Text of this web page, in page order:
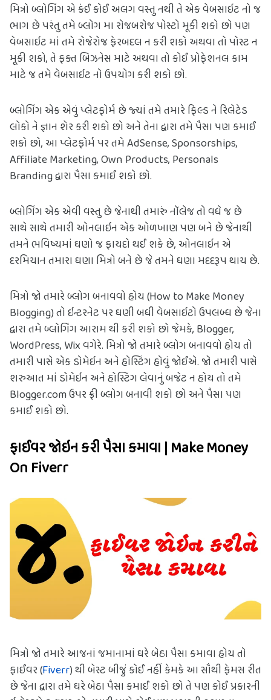
મિત્રો બ્લોગિંગ એ કંઈ કોઈ અલગ વસ્તુ નથી તે એક વેબસાઇટ નો જ
ભાગ છે પરંતુ તમે બ્લોગ મા રોજબરોજ પોસ્ટો મૂકી શકો છો પણ
વેબસાઇટ માં તમે રોજેરોજ ફેરબદલ ન કરી શકો અથવા તો પોસ્ટ ન
મૂકી શકો, તે ફક્ત બિઝનેસ માટે અથવા તો કોઈ પ્રોફેશનલ કામ
માટે જ તમે વેબસાઇટ નો ઉપયોગ કરી શકો છો.
બ્લોગિંગ એક એવું પ્લેટફોર્મ છે જ્યાં તમે તમારે ફિલ્ડ ને રિલેટેડ
લોકો ને જ્ઞાન શેર કરી શકો છો અને તેના દ્વારા તમે પૈસા પણ કમાઈ
શકો છો, આ પ્લેટફોર્મ પર તમે AdSense, Sponsorships,
Affiliate Marketing, Own Products, Personals
Branding દ્વારા પૈસા કમાઈ શકો છો.
બ્લોગિંગ એક એવી વસ્તુ છે જેનાથી તમારું નૉલેજ તો વધે જ છે
સાથે સાથે તમારી ઓનલાઇન એક ઓળખાણ પણ બને છે જેનાથી
તમને ભવિષ્યમાં ઘણો જ ફાયદો થઈ શકે છે, ઓનલાઇન એ
દરમિયાન તમારા ઘણા મિત્રો બને છે જે તમને ઘણા મદદરૂપ થાય છે.
મિત્રો જો તમારે બ્લોગ બનાવવો હોય (How to Make Money
Blogging) તો ઇન્ટરનેટ પર ઘણી બધી વેબસાઇટો ઉપલબ્ધ છે જેના
દ્વારા તમે બ્લોગિંગ આરામ થી કરી શકો છો જેમકે, Blogger,
WordPress, Wix વગેરે. મિત્રો જો તમારે બ્લોગ બનાવવો હોય તો
તમારી પાસે એક ડોમેઇન અને હોસ્ટિંગ હોવું જોઈએ. જો તમારી પાસે
શરુઆત માં ડોમેઇન અને હોસ્ટિંગ લેવાનું બજેટ ન હોય તો તમે
Blogger.com ઉપર ફ્રી બ્લોગ બનાવી શકો છો અને પૈસા પણ
કમાઈ શકો છો.
ફાઈવર જોઇન કરી પૈસા કમાવા | Make Money
On Fiverr
મિત્રો જો તમારે આજનાં જમાનામાં ઘરે બેઠા પૈસા કમાવા હોય તો
ફાઈવર (Fiverr) થી બેસ્ટ બીજું કોઈ નહીં કેમકે આ સૌથી ફેમસ રીત
છે જેના દ્વારા તમે ઘરે બેઠા પૈસા કમાઈ શકો છો તે પણ કોઈ પ્રકારની